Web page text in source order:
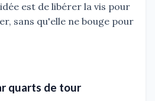
est de libérer la vis pour
sans qu'elle ne bouge pour
quarts de tour